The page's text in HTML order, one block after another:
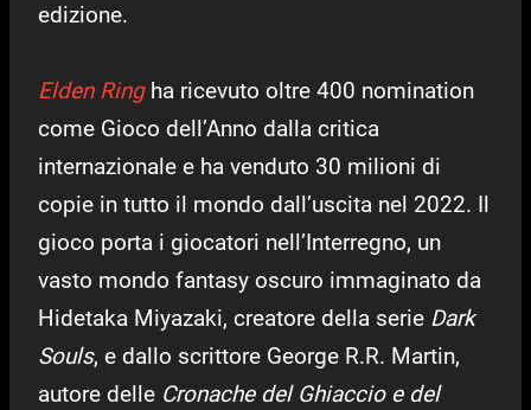
edizione.
Elden Ringha ricevuto oltre 400 nomination
come Gioco dell’Anno dalla critica
internazionale e ha venduto 30 milioni di
copie in tutto il mondo dall’uscita nel 2022. Il
gioco porta i giocatori nell’Interregno, un
vasto mondo fantasy oscuro immaginato da
Hidetaka Miyazaki, creatore della serie Dark
Souls, e dallo scrittore George R.R. Martin,
autore delle Cronache del Ghiaccio e del